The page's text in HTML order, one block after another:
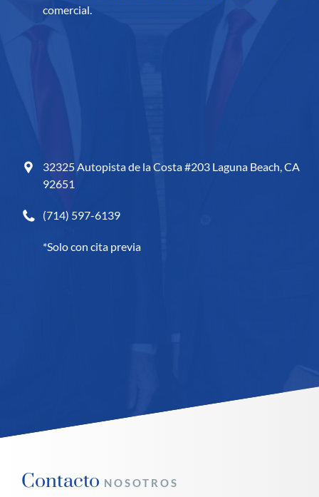
comercial.
32325 Autopista de la Costa #203 Laguna Beach, CA
92651
(714) 597-6139
*Solo con cita previa
Contacto NOSOTROS